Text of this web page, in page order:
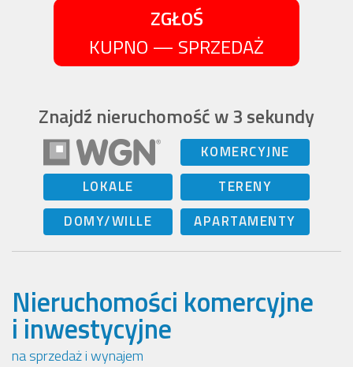
ZGŁOŚ
KUPNO — SPRZEDAŻ
Znajdź nieruchomość w 3 sekundy
KOMERCYJNE
LOKALE
TERENY
DOMY/WILLE
APARTAMENTY
Nieruchomości komercyjne
i inwestycyjne
na sprzedaż i wynajem